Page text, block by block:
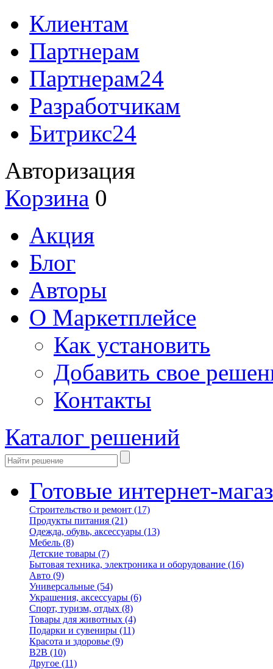
Клиентам
Партнерам
Партнерам24
Разработчикам
Битрикс24
Авторизация
Корзина 0
Акция
Блог
Авторы
О Маркетплейсе
Как установить
Добавить свое
Контакты
Каталог решений
Готовые интернет-
Строительство и ремонт (17)
Продукты питания (21)
Одежда, обувь, аксессуары (13)
Мебель (8)
Детские товары (7)
Бытовая техника, электроника и оборудование (16)
Авто (9)
Универсальные (54)
Украшения, аксессуары (6)
Спорт, туризм, отдых (8)
Товары для животных (4)
Подарки и сувениры (11)
Красота и здоровье (9)
B2B (10)
Другое (11)